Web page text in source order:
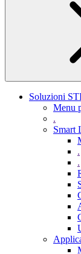
Soluzioni
Menu
.
Smart
.
.